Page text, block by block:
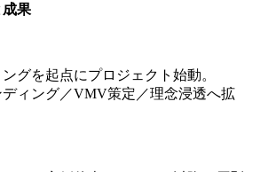
成果
グを起点にプロジェクト始動。
ィング／VMV策定／理念浸透へ拡